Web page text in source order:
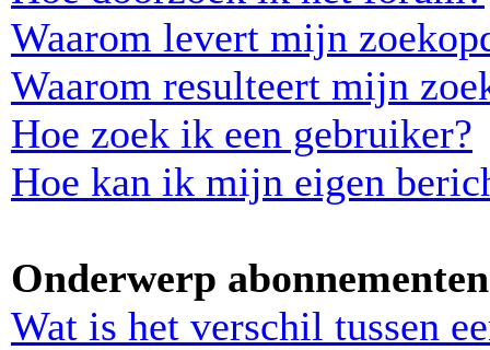
Waarom levert mijn
Waarom resulteert mijn
Hoe zoek ik een gebruiker?
Hoe kan ik mijn eigen
Onderwerp
Wat is het verschil tussen